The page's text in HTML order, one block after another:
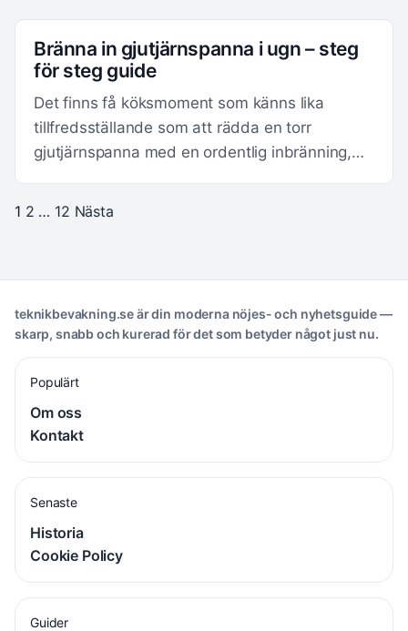
Bränna in gjutjärnspanna i ugn – steg
för steg guide
Det finns få köksmoment som känns lika
tillfredsställande som att rädda en torr
gjutjärnspanna med en ordentlig inbränning,…
1 2 … 12 Nästa
teknikbevakning.se är din moderna nöjes- och nyhetsguide —
skarp, snabb och kurerad för det som betyder något just nu.
Populärt
Om oss
Kontakt
Senaste
Historia
Cookie Policy
Guider